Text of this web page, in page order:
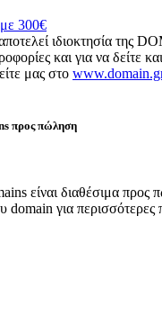
300€
ιδιοκτησία της
και για να δείτε
μας στο
προς πώληση
είναι διαθέσιμα προς
domain για περισσότερες